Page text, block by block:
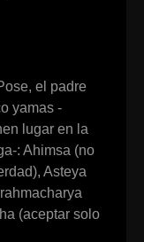
el padre
yamas -
lugar en la
: Ahimsa (no
Asteya
(aceptar solo